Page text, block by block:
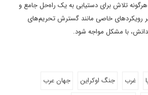
هرگونه تلاش برای دستیابی به یک راه‌حل جامع و
رویکردهای خاصی مانند گسترش تحریم‌های
با مشکل مواجه شود.
غرب جنگ اوکراین
جهان عرب